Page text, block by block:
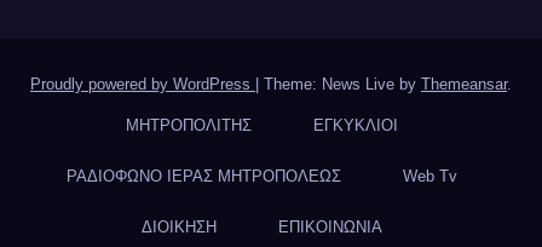
Proudly powered by WordPress Theme: News Live by Themeansar.
ΜΗΤΡΟΠΟΛΙΤΗΣ ΕΓΚΥΚΛΙΟΙ
ΡΑΔΙΟΦΩΝΟ ΙΕΡΑΣ ΜΗΤΡΟΠΟΛΕΩΣ Web Tv
ΔΙΟΙΚΗΣΗ ΕΠΙΚΟΙΝΩΝΙΑ